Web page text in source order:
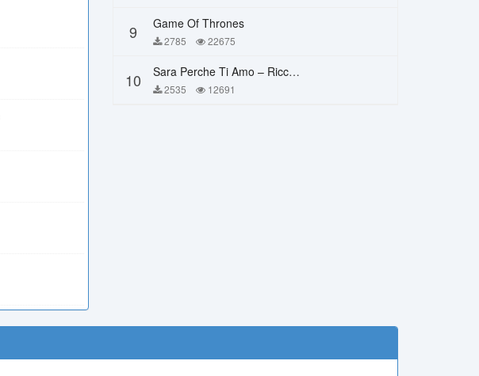
9 Game Of Thrones
2785 22675
10 Sara Perche Ti Amo – Ricchi E Poveri
2535 12691